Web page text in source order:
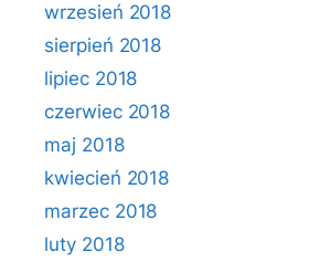
wrzesień 2018
sierpień 2018
lipiec 2018
czerwiec 2018
maj 2018
kwiecień 2018
marzec 2018
luty 2018